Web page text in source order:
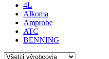
4L
Alkoma
Amprobe
ATC
BENNING